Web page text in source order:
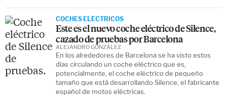
COCHES ELÉCTRICOS
Este es el nuevo coche eléctrico de Silence,
cazado de pruebas por Barcelona
En los alrededores de Barcelona se ha visto estos
días circulando un coche eléctrico que es,
potencialmente, el coche eléctrico de pequeño
tamaño que está desarrollando Silence, el fabricante
español de motos eléctricas.
ALEJANDRO GONZÁLEZ